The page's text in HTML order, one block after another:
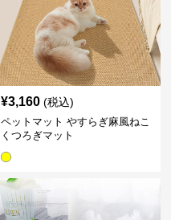
¥3,160 (税込)
ペットマット やすらぎ麻風ねこ
くつろぎマット